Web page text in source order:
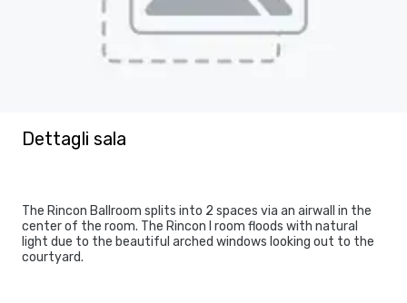
Dettagli sala
The Rincon Ballroom splits into 2 spaces via an airwall in the
center of the room. The Rincon I room floods with natural
light due to the beautiful arched windows looking out to the
courtyard.